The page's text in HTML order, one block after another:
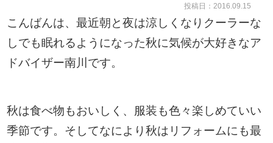
投稿日：2016.09.15
こんばんは、最近朝と夜は涼しくなりクーラーな
しでも眠れるようになった秋に気候が大好きなア
ドバイザー南川です。
秋は食べ物もおいしく、服装も色々楽しめていい
季節です。そしてなにより秋はリフォームにも最